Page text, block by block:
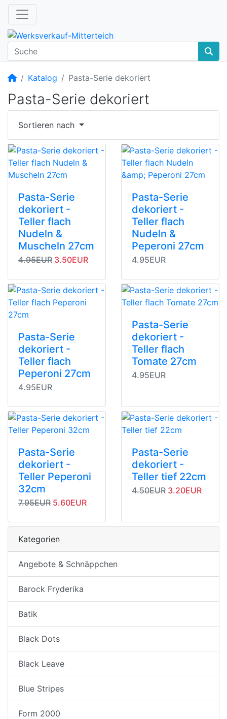
Startseite
Katalog Pasta-Serie dekoriert
Pasta-Serie dekoriert
Sortieren nach
Pasta-Serie
dekoriert -
Teller flach
Nudeln &
Muscheln 27cm
Originalpreis
4.95EUR Angebotspreis
3.50EUR
Pasta-Serie
dekoriert -
Teller flach
Nudeln &
Peperoni 27cm
4.95EUR
Pasta-Serie
dekoriert -
Teller flach
Peperoni 27cm
4.95EUR
Pasta-Serie
dekoriert -
Teller flach
Tomate 27cm
4.95EUR
Pasta-Serie
dekoriert -
Teller Peperoni
32cm
Originalpreis
7.95EUR Angebotspreis
5.60EUR
Pasta-Serie
dekoriert -
Teller tief 22cm
Originalpreis
4.50EUR Angebotspreis
3.20EUR
Kategorien
Angebote & Schnäppchen
Barock Fryderika
Batik
Black Dots
Black Leave
Blue Stripes
Form 2000